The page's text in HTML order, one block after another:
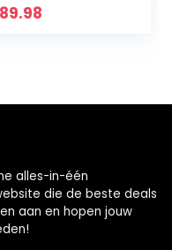
Lamp
89.98
alles-in-één
die de beste deals
aan en hopen jouw